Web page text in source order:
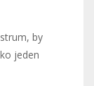
by
jeden